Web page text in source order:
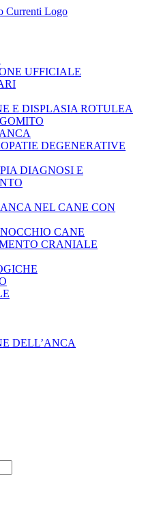
UFFICIALE
E DISPLASIA ROTULEA
DEGENERATIVE
DIAGNOSI E
NEL CANE CON
CANE
CRANIALE
DELL’ANCA